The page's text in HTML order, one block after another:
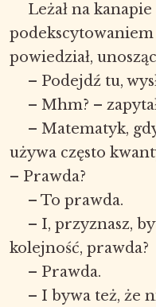
Leżał na
podekscytowaniem
powiedział,
– Podejdź tu,
– Mhm? –
– Matematyk,
używa często
– Prawda?
– To prawda.
– I, przyznasz,
kolejność, prawda?
– Prawda.
– I bywa też, że